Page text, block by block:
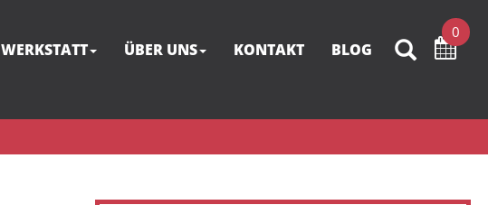
0
WERKSTATT ÜBER UNS KONTAKT BLOG